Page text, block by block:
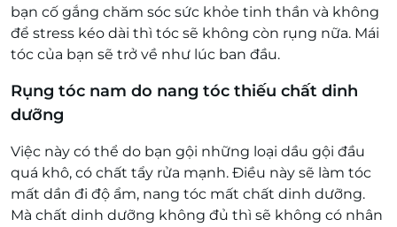
bạn cố gắng chăm sóc sức khỏe tinh thần và không
để stress kéo dài thì tóc sẽ không còn rụng nữa. Mái
tóc của bạn sẽ trở về như lúc ban đầu.
Rụng tóc nam do nang tóc thiếu chất dinh
dưỡng
Việc này có thể do bạn gội những loại dầu gội đầu
quá khô, có chất tẩy rửa mạnh. Điều này sẽ làm tóc
mất dần đi độ ẩm, nang tóc mất chất dinh dưỡng.
Mà chất dinh dưỡng không đủ thì sẽ không có nhân